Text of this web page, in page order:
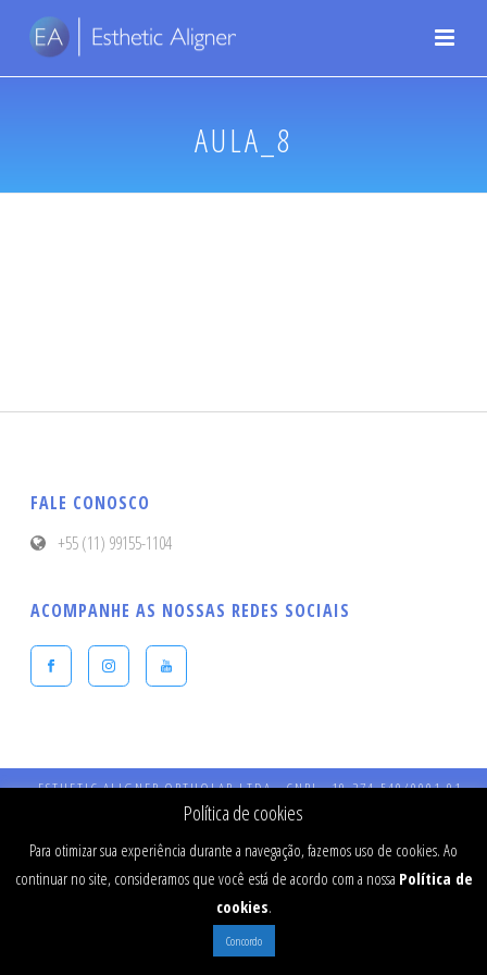
AULA_8
FALE CONOSCO
+55 (11) 99155-1104
ACOMPANHE AS NOSSAS REDES SOCIAIS
ESTHETIC ALIGNER ORTHOLAB LTDA - CNPJ - 19.274.540/0001-91 -
Endereço: Praça Presidente Kennedy, 90 – Vila Bastos – CEP: 09041-040
Santo André - SP - CRO 984 - RT: Dr Fernando Stefanato Buranello -
Política de cookies
Para otimizar sua experiência durante a navegação, fazemos uso de cookies. Ao
continuar no site, consideramos que você está de acordo com a nossa Política de
cookies.
Concordo